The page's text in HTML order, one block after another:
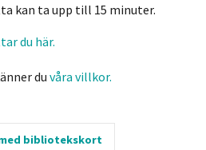
kan ta upp till 15 minuter.
du här.
du våra villkor.
bibliotekskort